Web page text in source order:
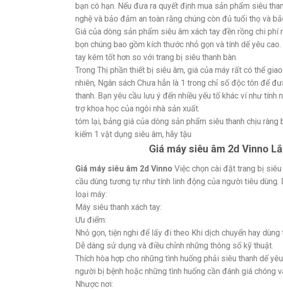
bạn có hạn. Nếu đưa ra quyết định mua sản phẩm siêu
nghệ và bảo đảm an toàn rằng chúng còn đủ tuổi thọ và
Giá của dòng sản phẩm siêu âm xách tay đền rồng chi
bọn chúng bao gồm kích thước nhỏ gọn và tính dế yêu
tay kém tốt hơn so với trang bị siêu thanh bàn.
Trong Thị phần thiết bị siêu âm, giá của máy rất có thể
nhiên, Ngân sách Chưa hẳn là 1 trong chỉ số độc tôn để
thanh. Bạn yêu cầu lưu ý đến nhiều yếu tố khác ví như
trợ khoa học của ngôi nhà sản xuất.
tóm lại, bảng giá của dòng sản phẩm siêu thanh chịu ràng
kiếm 1 vật dụng siêu âm, hãy tậu
Giá máy siêu âm 2d Vinno
Giá máy siêu âm 2d Vinno Việc chọn cài đặt trang bị
cầu dùng tương tự như tính linh động của người tiêu
loại máy:
Máy siêu thanh xách tay:
Ưu điểm:
Nhỏ gọn, tiện nghi để lấy đi theo Khi dịch chuyển hay dùng
Dễ dàng sử dụng và điều chỉnh những thông số kỹ thuật.
Thích hòa hợp cho những tình huống phải siêu thanh dế
người bị bệnh hoặc những tình huống cần đánh giá chóng
Nhược nơi: